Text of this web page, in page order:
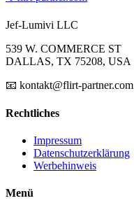
Jef-Lumivi LLC
539 W. COMMERCE ST
DALLAS, TX 75208, USA
📧 kontakt@flirt-partner.com
Rechtliches
Impressum
Datenschutzerklärung
Werbehinweis
Menü